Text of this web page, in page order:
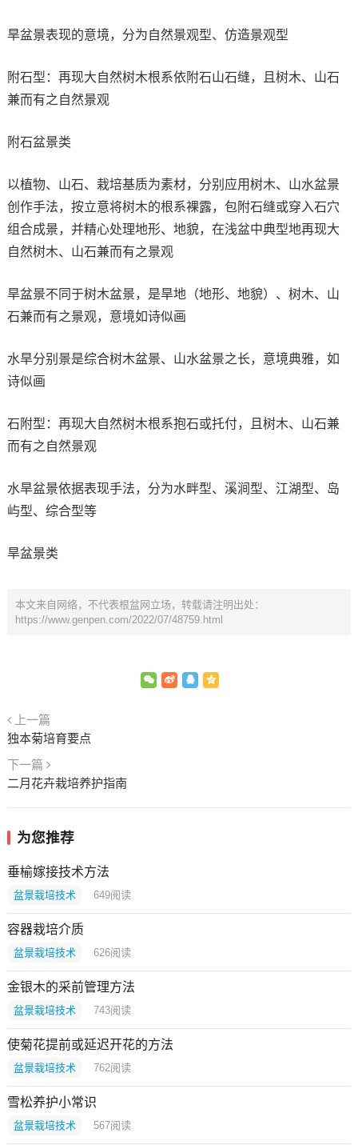
旱盆景表现的意境，分为自然景观型、仿造景观型
附石型：再现大自然树木根系依附石山石缝，且树木、山石
兼而有之自然景观
附石盆景类
以植物、山石、栽培基质为素材，分别应用树木、山水盆景
创作手法，按立意将树木的根系裸露，包附石缝或穿入石穴
组合成景，并精心处理地形、地貌，在浅盆中典型地再现大
自然树木、山石兼而有之景观
旱盆景不同于树木盆景，是旱地（地形、地貌）、树木、山
石兼而有之景观，意境如诗似画
水旱分别景是综合树木盆景、山水盆景之长，意境典雅，如
诗似画
石附型：再现大自然树木根系抱石或托付，且树木、山石兼
而有之自然景观
水旱盆景依据表现手法，分为水畔型、溪涧型、江湖型、岛
屿型、综合型等
旱盆景类
本文来自网络，不代表根盆网立场，转载请注明出处：
https://www.genpen.com/2022/07/48759.html
上一篇
独本菊培育要点
下一篇
二月花卉栽培养护指南
为您推荐
垂榆嫁接技术方法
盆景栽培技术 649阅读
容器栽培介质
盆景栽培技术 626阅读
金银木的采前管理方法
盆景栽培技术 743阅读
使菊花提前或延迟开花的方法
盆景栽培技术 762阅读
雪松养护小常识
盆景栽培技术 567阅读